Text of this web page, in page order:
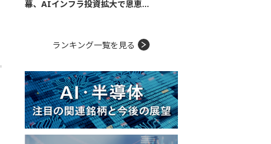
幕、AIインフラ投資拡大で恩恵...
ランキング一覧を見る